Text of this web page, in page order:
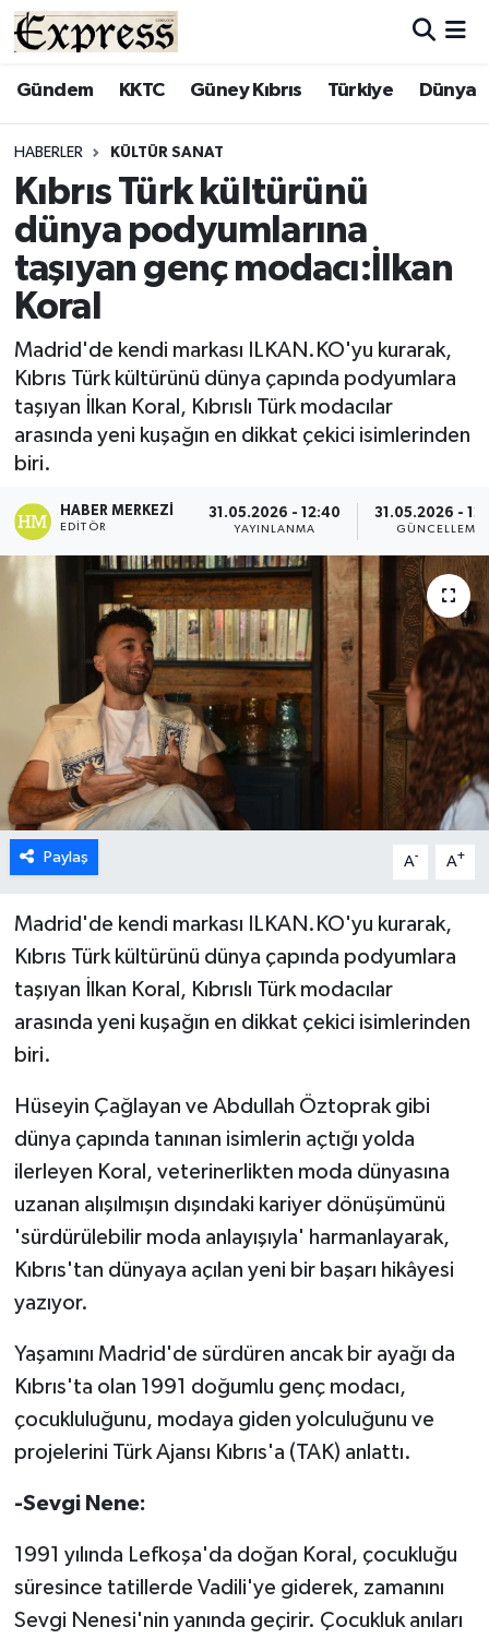
Gündem KKTC Güney Kıbrıs Türkiye Dünya
HABERLER KÜLTÜR SANAT
Kıbrıs Türk kültürünü
dünya podyumlarına
taşıyan genç modacı:İlkan
Koral
Madrid'de kendi markası ILKAN.KO'yu kurarak,
Kıbrıs Türk kültürünü dünya çapında podyumlara
taşıyan İlkan Koral, Kıbrıslı Türk modacılar
arasında yeni kuşağın en dikkat çekici isimlerinden
biri.
HABER MERKEZI
EDITÖR
31.05.2026 - 12:40
YAYINLANMA
31.05.2026 -
GÜNCELLEME
Paylaş A- A+
Madrid'de kendi markası ILKAN.KO'yu kurarak,
Kıbrıs Türk kültürünü dünya çapında podyumlara
taşıyan İlkan Koral, Kıbrıslı Türk modacılar
arasında yeni kuşağın en dikkat çekici isimlerinden
biri.
Hüseyin Çağlayan ve Abdullah Öztoprak gibi
dünya çapında tanınan isimlerin açtığı yolda
ilerleyen Koral, veterinerlikten moda dünyasına
uzanan alışılmışın dışındaki kariyer dönüşümünü
'sürdürülebilir moda anlayışıyla' harmanlayarak,
Kıbrıs'tan dünyaya açılan yeni bir başarı hikâyesi
yazıyor.
Yaşamını Madrid'de sürdüren ancak bir ayağı da
Kıbrıs'ta olan 1991 doğumlu genç modacı,
çocukluluğunu, modaya giden yolculuğunu ve
projelerini Türk Ajansı Kıbrıs'a (TAK) anlattı.
-Sevgi Nene:
1991 yılında Lefkoşa'da doğan Koral, çocukluğu
süresince tatillerde Vadili'ye giderek, zamanını
Sevgi Nenesi'nin yanında geçirir. Çocukluk anıları
ALAYKÖY
BİLİM
ÇATALKÖY
DÜNYA
EĞİTİM
EKONOMİ
ESENTEPE
GAZİMAĞUSA
GİRNE
GÜNDEM
GÜNEY KIBRIS
İÇ HABERLER
KÜLTÜR SANAT
LAPTA
LEFKOŞA
MAGAZİN
ÖZEL HABER
SAĞLIK
SPOR
TATLISU
TEKNOLOJİ
Hava Durumu
Süper Lig Puan Durumu ve Fikstür
Tüm Manşetler
Son Dakika Haberleri
Haber Arşivi